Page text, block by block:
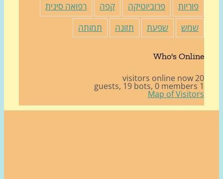
פרוביוטיקה קפה
רפואה סינית
שפעת תזונה תמותה
Who's
19 bots, 0 members
Map of